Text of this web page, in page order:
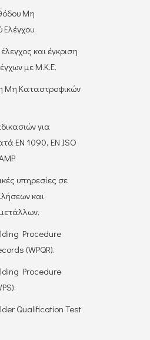
Μη
και έγκριση
με Μ.Κ.Ε.
Μη Καταστροφικών
για
ΕΝ 1090, ΕΝ ISO
υπηρεσίες σε
και
Procedure
(WPQR).
Procedure
Qualification Test